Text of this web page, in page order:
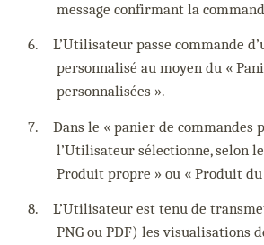
message confirmant la
6.
L’Utilisateur passe commande
personnalisé au moyen du «
personnalisées ».
7.
Dans le « panier de commandes
l’Utilisateur sélectionne, selon le
Produit propre » ou « Produit du
8.
L’Utilisateur est tenu de
PNG ou PDF) les visualisations